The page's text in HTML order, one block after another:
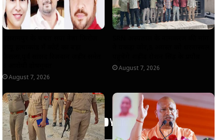
August 7, 2026
August 7, 2026